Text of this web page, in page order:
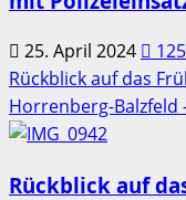
25. April 2024
Rückblick auf das
Horrenberg-Balzfeld
Rückblick auf